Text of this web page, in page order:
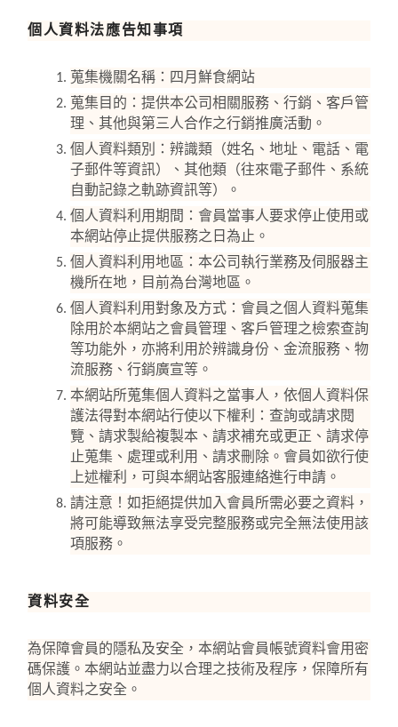
個人資料法應告知事項
蒐集機關名稱：四月鮮食網站
蒐集目的：提供本公司相關服務、行銷、客戶管
理、其他與第三人合作之行銷推廣活動。
個人資料類別：辨識類（姓名、地址、電話、電
子郵件等資訊）、其他類（往來電子郵件、系統
自動記錄之軌跡資訊等）。
個人資料利用期間：會員當事人要求停止使用或
本網站停止提供服務之日為止。
個人資料利用地區：本公司執行業務及伺服器主
機所在地，目前為台灣地區。
個人資料利用對象及方式：會員之個人資料蒐集
除用於本網站之會員管理、客戶管理之檢索查詢
等功能外，亦將利用於辨識身份、金流服務、物
流服務、行銷廣宣等。
本網站所蒐集個人資料之當事人，依個人資料保
護法得對本網站行使以下權利：查詢或請求閱
覽、請求製給複製本、請求補充或更正、請求停
止蒐集、處理或利用、請求刪除。會員如欲行使
上述權利，可與本網站客服連絡進行申請。
請注意！如拒絕提供加入會員所需必要之資料，
將可能導致無法享受完整服務或完全無法使用該
項服務。
資料安全
為保障會員的隱私及安全，本網站會員帳號資料會用密
碼保護。本網站並盡力以合理之技術及程序，保障所有
個人資料之安全。